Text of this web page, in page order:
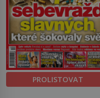
PROLISTOVAT